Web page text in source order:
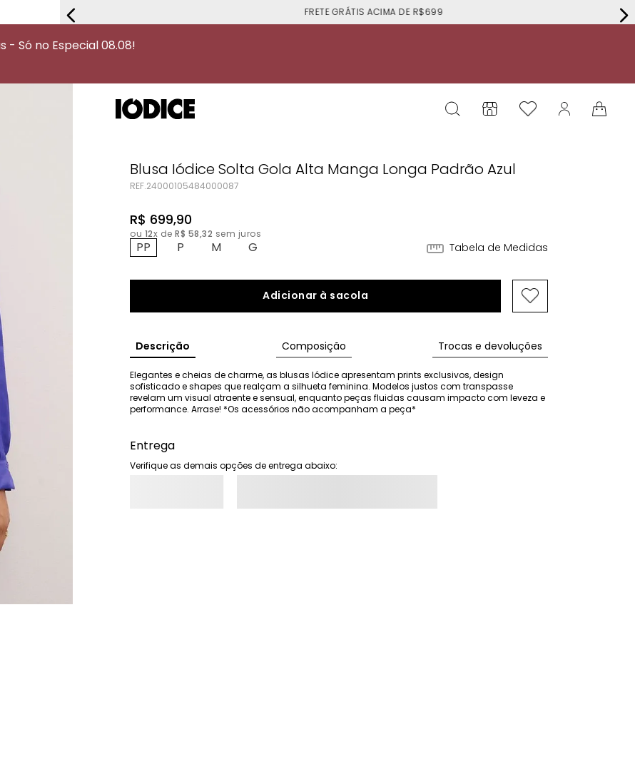
FRETE GRÁTIS ACIMA DE R$699
- Só no Especial 08.08!
Blusa Iódice Solta Gola Alta Manga Longa Padrão Azul
REF.24000105484000087
R$ 699,90
ou 12x de R$ 58,32 sem juros
PP P M G Tabela de Medidas
Adicionar à sacola
Descrição Composição Trocas e devoluções
Elegantes e cheias de charme, as blusas Iódice apresentam prints exclusivos, design
sofisticado e shapes que realçam a silhueta feminina. Modelos justos com transpasse
revelam um visual atraente e sensual, enquanto peças fluidas causam impacto com leveza e
performance. Arrase! *Os acessórios não acompanham a peça*
Entrega
Verifique as demais opções de entrega abaixo: